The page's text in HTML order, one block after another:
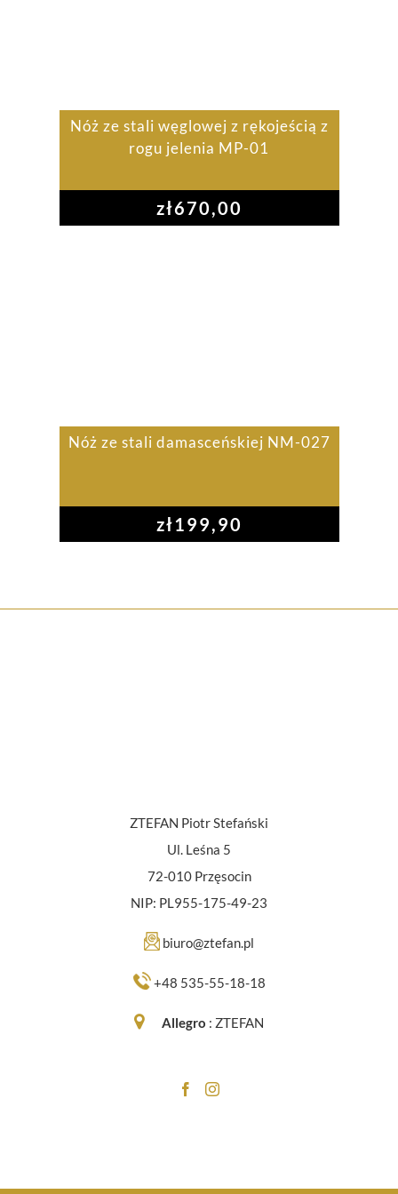
Nóż ze stali węglowej z rękojeścią z
rogu jelenia MP-01
zł670,00
Nóż ze stali damasceńskiej NM-027
zł199,90
ZTEFAN Piotr Stefański
Ul. Leśna 5
72-010 Przęsocin
NIP: PL955-175-49-23
biuro@ztefan.pl
+48 535-55-18-18
Allegro : ZTEFAN